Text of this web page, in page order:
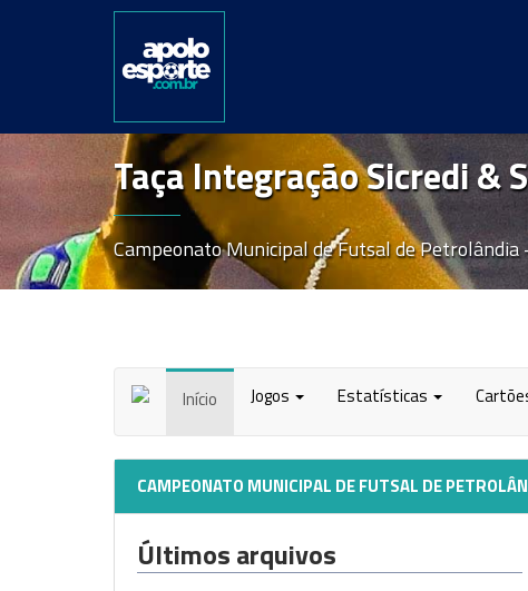
Taça Integração Sicredi &
Campeonato Municipal de Futsal de Petrolândia
Início Jogos Estatísticas
CAMPEONATO MUNICIPAL DE FUTSAL DE
Últimos arquivos